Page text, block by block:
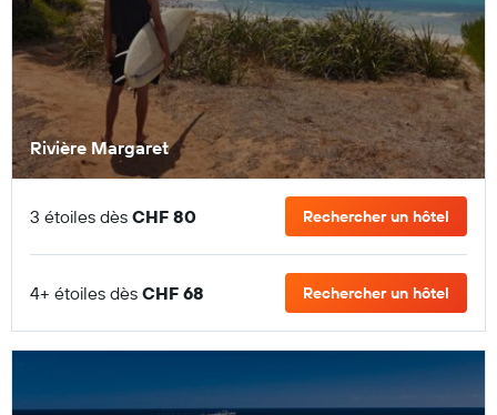
Rivière Margaret
3 étoiles dès CHF 80 Rechercher un hôtel
4+ étoiles dès CHF 68 Rechercher un hôtel